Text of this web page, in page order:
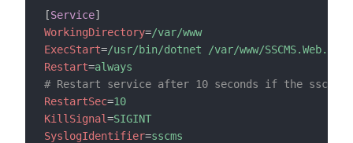
[Service]
WorkingDirectory=/var/www
ExecStart=/usr/bin/dotnet /var/www/SSCMS.Web.dll
Restart=always
# Restart service after 10 seconds if the sscms
RestartSec=10
KillSignal=SIGINT
SyslogIdentifier=sscms